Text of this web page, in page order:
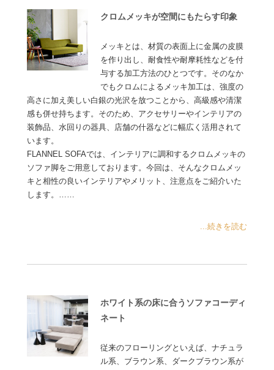
クロムメッキが空間にもたらす印象
メッキとは、材質の表面上に金属の皮膜
を作り出し、耐食性や耐摩耗性などを付
与する加工方法のひとつです。そのなか
でもクロムによるメッキ加工は、強度の
高さに加え美しい白銀の光沢を放つことから、高級感や清潔
感も併せ持ちます。そのため、アクセサリーやインテリアの
装飾品、水回りの器具、店舗の什器などに幅広く活用されて
います。
FLANNEL SOFAでは、インテリアに調和するクロムメッキの
ソファ脚をご用意しております。今回は、そんなクロムメッ
キと相性の良いインテリアやメリット、注意点をご紹介いた
します。……
...続きを読む
ホワイト系の床に合うソファコーディ
ネート
従来のフローリングといえば、ナチュラ
ル系、ブラウン系、ダークブラウン系が